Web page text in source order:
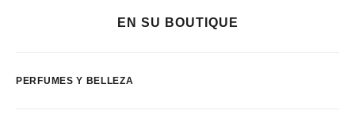
EN SU BOUTIQUE
PERFUMES Y BELLEZA